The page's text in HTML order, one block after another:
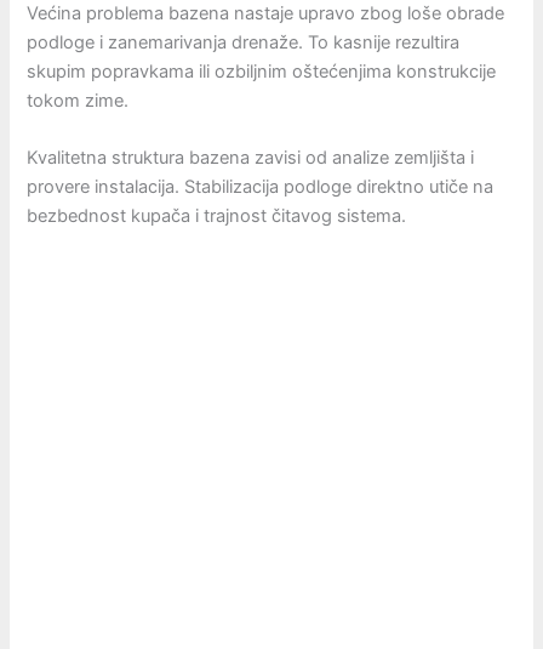
Većina problema bazena nastaje upravo zbog loše obrade
podloge i zanemarivanja drenaže. To kasnije rezultira
skupim popravkama ili ozbiljnim oštećenjima konstrukcije
tokom zime.
Kvalitetna struktura bazena zavisi od analize zemljišta i
provere instalacija. Stabilizacija podloge direktno utiče na
bezbednost kupača i trajnost čitavog sistema.